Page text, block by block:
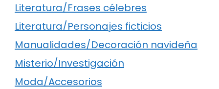
Literatura/Frases célebres
Literatura/Personajes ficticios
Manualidades/Decoración navideña
Misterio/Investigación
Moda/Accesorios